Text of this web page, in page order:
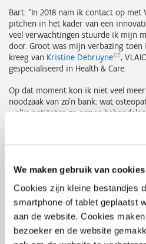
We maken gebruik van
Cookies zijn kleine bestandjes
smartphone of tablet geplaatst
aan de website. Cookies
bezoeker en de website
Bart: “In 2018 nam ik contact op met
pitchen in het kader van een
veel verwachtingen stuurde ik mijn
door. Groot was mijn verbazing
kreeg van Kristine Debruyne
,
gespecialiseerd in Health & Care.
Op dat moment kon ik niet veel
noodzaak van zo’n bank: wat
welke patiënten ze ermee
financieel plan had ik nauwelijks
We voeren onze eigen koers
subsidiedossier zelf te
meteen goedgekeurd.